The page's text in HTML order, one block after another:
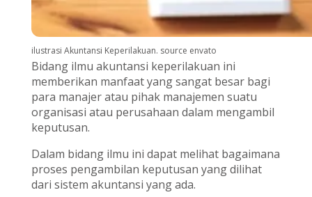
ilustrasi Akuntansi Keperilakuan. source envato
Bidang ilmu akuntansi keperilakuan ini
memberikan manfaat yang sangat besar bagi
para manajer atau pihak manajemen suatu
organisasi atau perusahaan dalam mengambil
keputusan.
Dalam bidang ilmu ini dapat melihat bagaimana
proses pengambilan keputusan yang dilihat
dari sistem akuntansi yang ada.